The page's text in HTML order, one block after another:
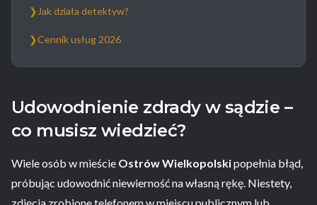
❯ Jak działa detektyw?
❯Cennik usług 2026
Udowodnienie zdrady w sądzie –
co musisz wiedzieć?
Wiele osób w mieście Ostrów Wielkopolskipopełnia błąd,
próbując udowodnić niewierność na własną rękę. Niestety,